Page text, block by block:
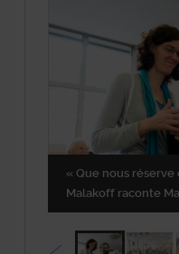
« Que nous
Malakoff raconte